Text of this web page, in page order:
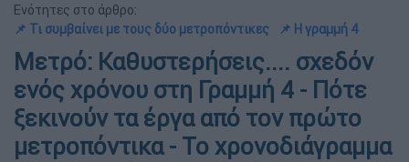
Ενότητες στο άρθρο:
📌 Τι συμβαίνει με τους δύο μετροπόντικες
📌 Η γραμμή 4
Μετρό: Καθυστερήσεις.... σχεδόν
ενός χρόνου στη Γραμμή 4 - Πότε
ξεκινούν τα έργα από τον πρώτο
μετροπόντικα - Το χρονοδιάγραμμα